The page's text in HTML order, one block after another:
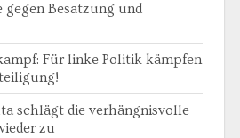
gegen Besatzung und
Für linke Politik kämpfen
schlägt die verhängnisvolle
zu